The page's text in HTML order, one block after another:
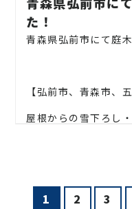
企業様や、施設様、
木、高木、植栽の年
松、スギ、クスノキ
クスノキ、 薪の木
木、桜、
ゴールドク
た！
青森県弘前市にて庭
【弘前市、青森市、
屋根からの雪下ろし
い！1 2 3